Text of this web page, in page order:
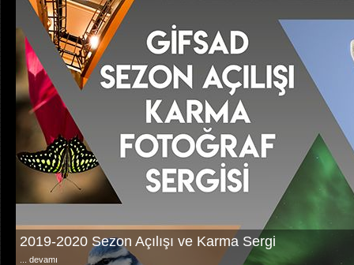
2019-2020 Sezon Açılışı ve Karma Sergi
devamı